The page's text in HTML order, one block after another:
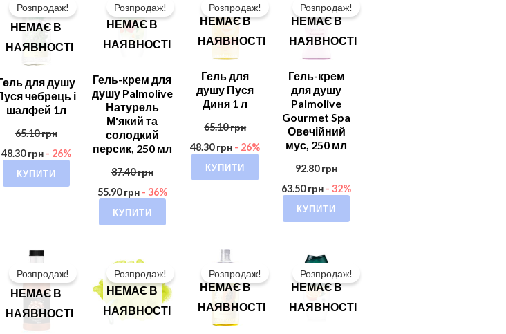
НЕМАЄ В
НАЯВНОСТІ
Розпродаж!
для душу
чебрець і
шалфей 1л
65.10грн
48.30грн- 26%
КУПИТИ
НЕМАЄ В
НАЯВНОСТІ
Розпродаж!
Гель-крем для
душу Palmolive
Натурель
М'який та
солодкий
персик, 250 мл
87.40грн
55.90грн- 36%
КУПИТИ
НЕМАЄ В
НАЯВНОСТІ
Розпродаж!
Гель для
душу Пуся
Диня 1 л
65.10грн
48.30грн - 26%
КУПИТИ
НЕМАЄ В
НАЯВНОСТІ
Розпродаж!
Гель-крем
для душу
Palmolive
Gourmet Spa
Овечійний
мус, 250 мл
92.80грн
63.50грн - 32%
КУПИТИ
НЕМАЄ В
НАЯВНОСТІ
Розпродаж!
НЕМАЄ В
НАЯВНОСТІ
Розпродаж!
НЕМАЄ В
НАЯВНОСТІ
Розпродаж!
НЕМАЄ В
НАЯВНОСТІ
Розпродаж!